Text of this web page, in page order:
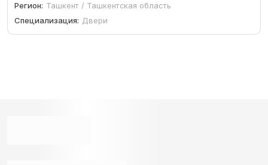
Регион: Ташкент / Ташкентская область
Специализация: Двери